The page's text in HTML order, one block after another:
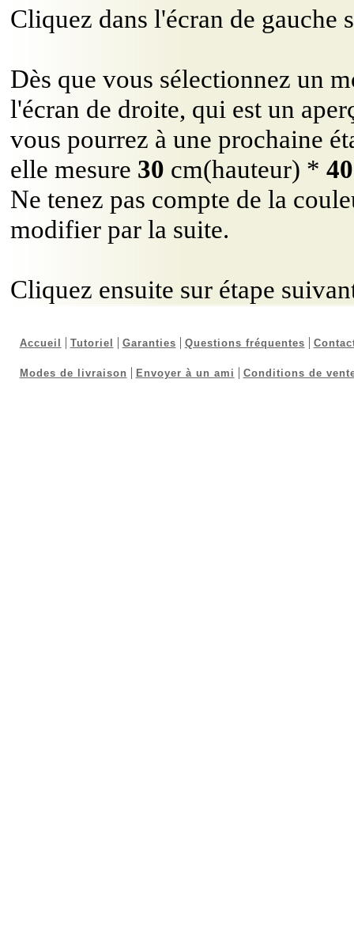
DroiteVerticale Livre Découpé Carré
Parchemin P03... Arrondi Haut ... C10 poli
Cliquez dans l'écran de
Dès que vous sélectionnez un
l'écran de droite, qui est un
vous pourrez à une prochaine
elle mesure 30 cm(hauteur) * 40
Ne tenez pas compte de la
modifier par la suite.
Cliquez ensuite sur étape
Accueil Tutoriel Garanties Questions fréquentes
Modes de livraison Envoyer à un ami Conditions de